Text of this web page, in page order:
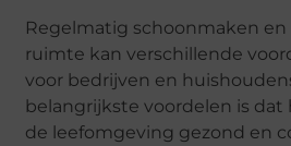
Regelmatig schoonmaken
ruimte kan verschillende
voor bedrijven en
belangrijkste voordelen is
de leefomgeving gezond en